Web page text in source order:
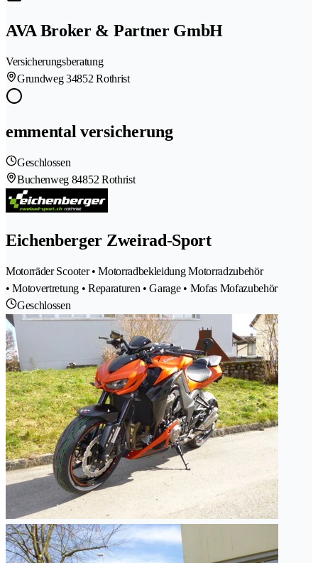
AVA Broker & Partner GmbH
Versicherungsberatung
Grundweg 34852 Rothrist
emmental versicherung
Geschlossen
Buchenweg 84852 Rothrist
Eichenberger Zweirad-Sport
Motorräder Scooter • Motorradbekleidung Motorradzubehör
• Motovertretung • Reparaturen • Garage • Mofas Mofazubehör
Geschlossen